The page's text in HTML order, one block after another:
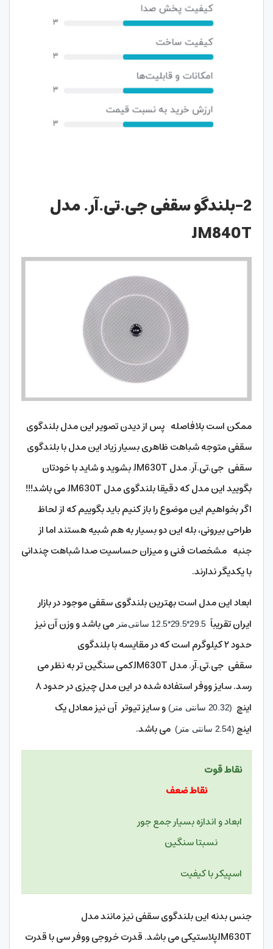
2-بلندگو سقفی جی.تی.آر. مدل
JM840T
ممکن است بلافاصله پس از دیدن تصویر این مدل بلندگوی
سقفی متوجه شباهت ظاهری بسیار زیاد این مدل با بلندگوی
سقفی جی.تی.آر. مدل JM630T بشوید و شاید با خودتان
بگویید این مدل که دقیقا بلندگوی مدل JM630T می باشد!!!
اگر بخواهیم این موضوع را باز کنیم باید بگوییم که از لحاظ
طراحی بیرونی، بله این دو بسیار به هم شبیه هستند اما از
جنبه مشخصات فنی و میزان حساسیت صدا شباهت چندانی
با یکدیگر ندارند.
ابعاد این مدل است بهترین بلندگوی سقفی موجود در بازار
ایران تقریباً 29.5*29.5*12.5 سانتی‌متر
می باشد و وزن آن نیز
حدود ۲ کیلوگرم است که در مقایسه با بلندگوی
سقفی جی.تی.آر. مدل JM630Tکمی سنگین تر به نظر می
رسد. سایز ووفر استفاده شده در این مدل چیزی در حدود ۸
اینچ (20.32 سانتی متر)
و سایز تیوتر آن نیز معادل یک
اینچ (2.54 سانتی متر) می باشد.
نقاط قوت
نقاط ضعف
ابعاد و اندازه بسیار جمع جور
نسبتا سنگین
اسپیکر با کیفیت
جنس بدنه این بلندگوی سقفی نیز مانند مدل
JM630Tپلاستیکی می باشد. قدرت خروجی ووفر سی با قدرت